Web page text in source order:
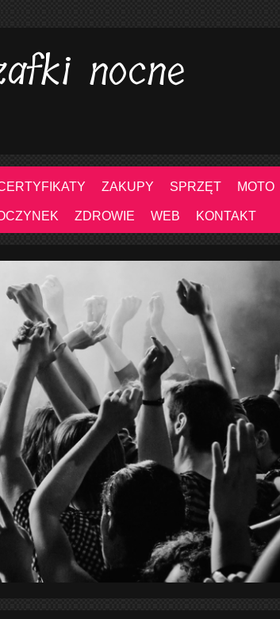
nocne
ZAKUPY SPRZĘT MOTO
ZDROWIE WEB KONTAKT